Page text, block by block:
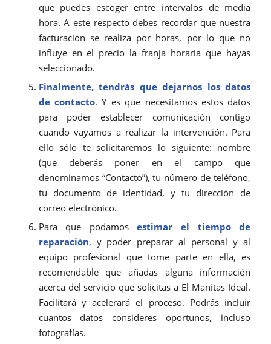
que puedes escoger entre intervalos de media
hora. A este respecto debes recordar que nuestra
facturación se realiza por horas, por lo que no
influye en el precio la franja horaria que hayas
seleccionado.
Finalmente, tendrás que dejarnos los datos
de contacto. Y es que necesitamos estos datos
para poder establecer comunicación contigo
cuando vayamos a realizar la intervención. Para
ello sólo te solicitaremos lo siguiente: nombre
(que deberás poner en el campo que
denominamos “Contacto”), tu número de teléfono,
tu documento de identidad, y tu dirección de
correo electrónico.
Para que podamosestimar el tiempo de
reparación, y poder preparar al personal y al
equipo profesional que tome parte en ella, es
recomendable que añadas alguna información
acerca del servicio que solicitas a El Manitas Ideal.
Facilitará y acelerará el proceso. Podrás incluir
cuantos datos consideres oportunos, incluso
fotografías.